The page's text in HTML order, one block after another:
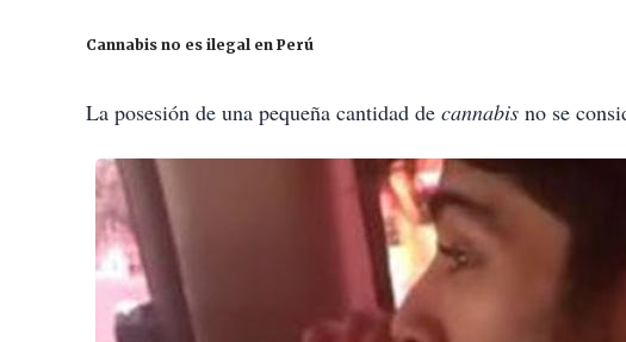
Cannabis no es ilegal en Perú
La posesión de una pequeña cantidad de cannabis no se